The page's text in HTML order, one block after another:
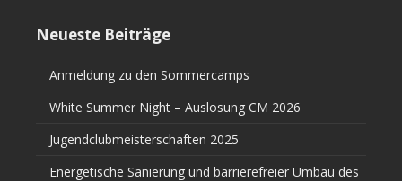
Neueste Beiträge
Anmeldung zu den Sommercamps
White Summer Night – Auslosung CM 2026
Jugendclubmeisterschaften 2025
Energetische Sanierung und barrierefreier Umbau des